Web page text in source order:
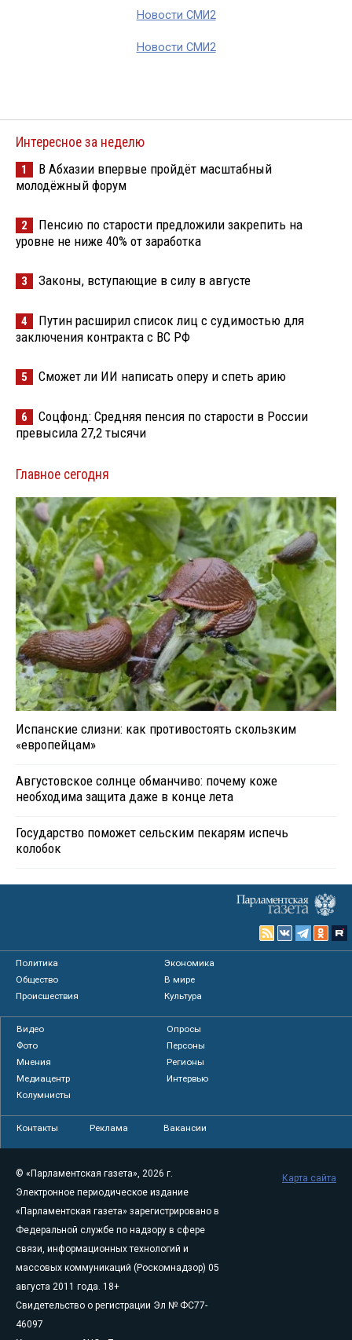
Новости СМИ2
Новости СМИ2
Интересное за неделю
1
В Абхазии впервые пройдёт масштабный
молодёжный форум
2
Пенсию по старости предложили закрепить на
уровне не ниже 40% от заработка
3 Законы, вступающие в силу в августе
4
Путин расширил список лиц с судимостью для
заключения контракта с ВС РФ
5 Сможет ли ИИ написать оперу и спеть арию
6
Соцфонд: Средняя пенсия по старости в России
превысила 27,2 тысячи
Главное сегодня
Испанские слизни: как противостоять скользким
«европейцам»
Августовское солнце обманчиво: почему коже
необходима защита даже в конце лета
Государство поможет сельским пекарям испечь
колобок
Политика
Экономика
Общество
В мире
Происшествия
Культура
Видео
Опросы
Фото
Персоны
Мнения
Регионы
Медиацентр
Интервью
Колумнисты
Контакты Реклама Вакансии
© «Парламентская газета», 2026 г.
Электронное периодическое издание
«Парламентская газета» зарегистрировано в
Федеральной службе по надзору в сфере
связи, информационных технологий и
массовых коммуникаций (Роскомнадзор) 05
августа 2011 года. 18+
Свидетельство о регистрации Эл № ФС77-
46097
Карта сайта